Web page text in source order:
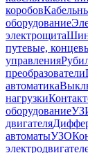
коробов
оборудование
электрощита
путевые,
управления
преобразователи
автоматика
нагрузки
оборудование
двигателя
автоматыУЗО